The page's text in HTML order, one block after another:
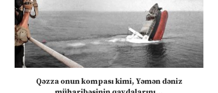
Qəzza onun kompası kimi, Yəmən dəniz